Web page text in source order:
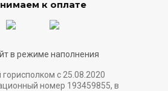
к оплате
в режиме наполнения
горисполком с 25.08.2020
номер 193459855, в